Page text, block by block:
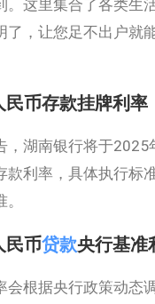
。这里集合了各类生
了，让您足不出户就
民币存款挂牌利率
，湖南银行将于2025
款利率，具体执行标
民币贷款央行基准
会根据央行政策动态